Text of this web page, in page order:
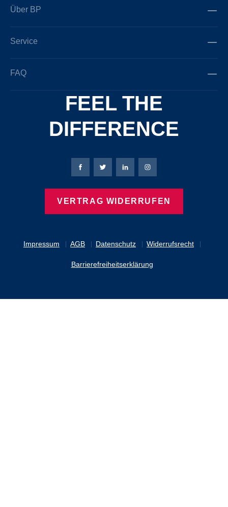
Über BP
Service
FAQ
FEEL THE
DIFFERENCE
Impressum AGB Datenschutz Widerrufsrecht
Barrierefreiheitserklärung
Bierbaum-Proenen Facebook-Seite
Bierbaum-Proenen Twitter Seite
Bierbaum-Proenen LinkedIn
Bierbaum-Proenen
VERTRAG WIDERRUFEN